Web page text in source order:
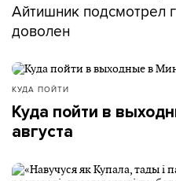
Айтишник подсмотрел
доволен
КУДА ПОЙТИ
Куда пойти в
августа